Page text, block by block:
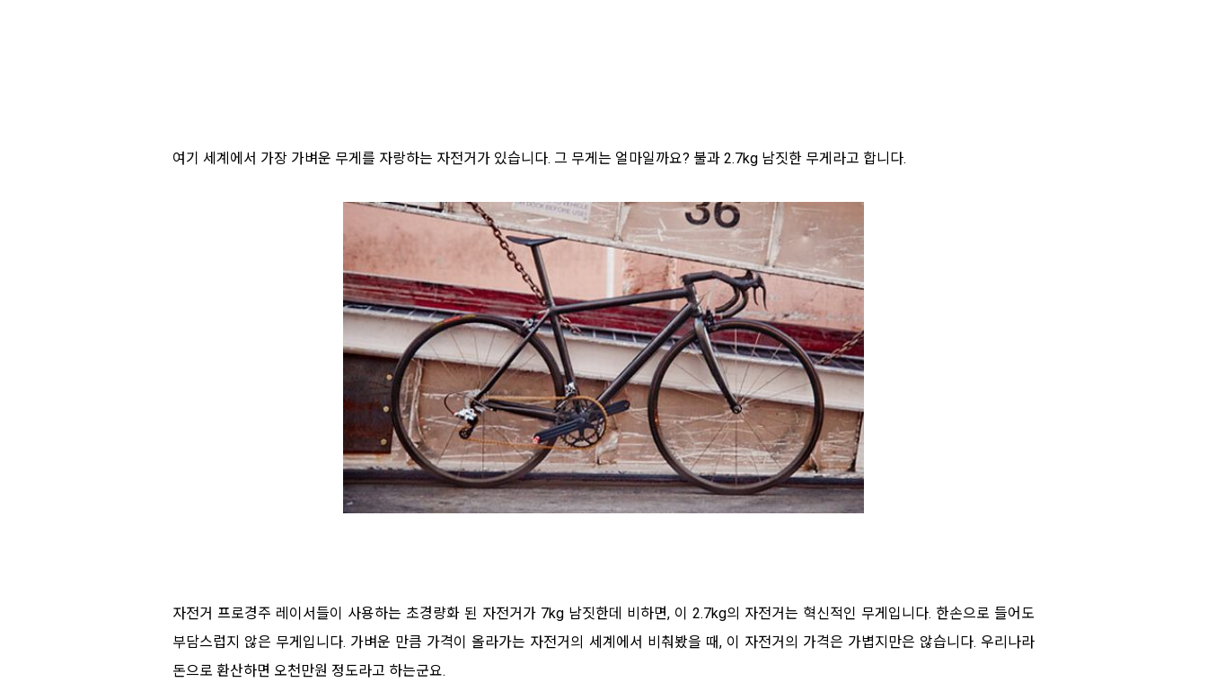
여기 세계에서 가장 가벼운 무게를 자랑하는 자전거가 있습니다. 그 무게는 얼마일까요? 불과 2.7kg 남짓한 무게라고 합니다.
자전거 프로경주 레이서들이 사용하는 초경량화 된 자전거가 7kg 남짓한데 비하면, 이 2.7kg의 자전거는 혁신적인 무게입니다. 한손으로 들어도
부담스럽지 않은 무게입니다. 가벼운 만큼 가격이 올라가는 자전거의 세계에서 비춰봤을 때, 이 자전거의 가격은 가볍지만은 않습니다. 우리나라
돈으로 환산하면 오천만원 정도라고 하는군요.